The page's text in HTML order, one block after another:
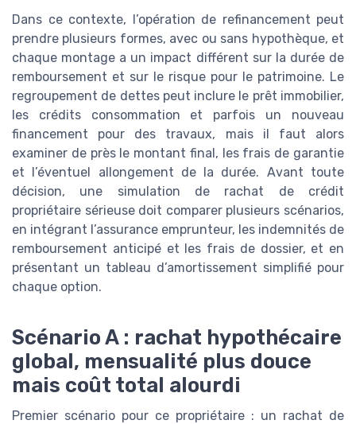
Dans ce contexte, l’opération de refinancement peut
prendre plusieurs formes, avec ou sans hypothèque, et
chaque montage a un impact différent sur la durée de
remboursement et sur le risque pour le patrimoine. Le
regroupement de dettes peut inclure le prêt immobilier,
les crédits consommation et parfois un nouveau
financement pour des travaux, mais il faut alors
examiner de près le montant final, les frais de garantie
et l’éventuel allongement de la durée. Avant toute
décision, une simulation de rachat de crédit
propriétaire sérieuse doit comparer plusieurs scénarios,
en intégrant l’assurance emprunteur, les indemnités de
remboursement anticipé et les frais de dossier, et en
présentant un tableau d’amortissement simplifié pour
chaque option.
Scénario A : rachat hypothécaire
global, mensualité plus douce
mais coût total alourdi
Premier scénario pour ce propriétaire : un rachat de